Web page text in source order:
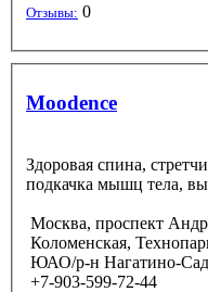
Отзывы: 0
Moodence
Здоровая спина,
подкачка мышц тела,
Москва, проспект
Коломенская,
ЮАО/р-н Нагатино-
+7-903-599-72-44